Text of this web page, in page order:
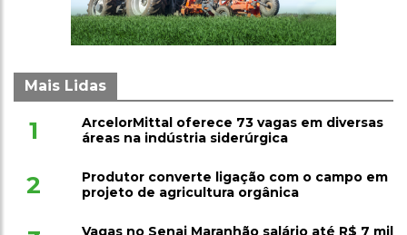
Mais Lidas
1
ArcelorMittal oferece 73 vagas em diversas
áreas na indústria siderúrgica
2
Produtor converte ligação com o campo em
projeto de agricultura orgânica
Vagas no Senai Maranhão salário até R$ 7 mil